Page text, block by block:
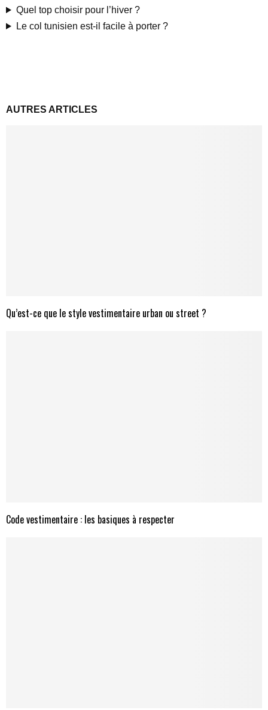
Quel top choisir pour l’hiver ?
Le col tunisien est-il facile à porter ?
AUTRES ARTICLES
Qu’est-ce que le style vestimentaire urban ou street ?
Code vestimentaire : les basiques à respecter